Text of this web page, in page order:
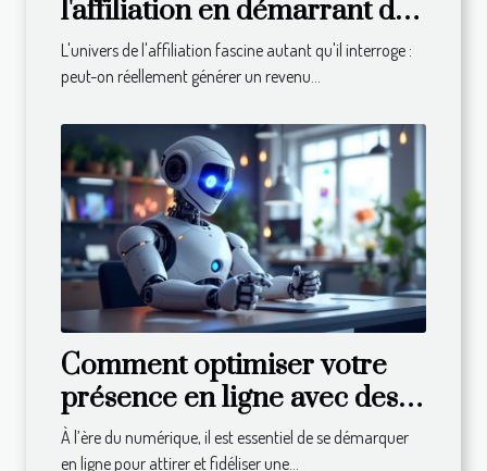
l'affiliation en démarrant de
zéro ?
L'univers de l'affiliation fascine autant qu'il interroge :
peut-on réellement générer un revenu...
Comment optimiser votre
présence en ligne avec des
outils de publicité innovants
À l’ère du numérique, il est essentiel de se démarquer
en ligne pour attirer et fidéliser une...